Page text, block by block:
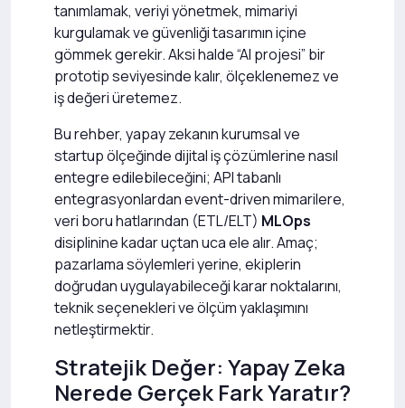
tanımlamak, veriyi yönetmek, mimariyi
kurgulamak ve güvenliği tasarımın içine
gömmek gerekir. Aksi halde “AI projesi” bir
prototip seviyesinde kalır, ölçeklenemez ve
iş değeri üretemez.
Bu rehber, yapay zekanın kurumsal ve
startup ölçeğinde dijital iş çözümlerine nasıl
entegre edilebileceğini; API tabanlı
entegrasyonlardan event-driven mimarilere,
veri boru hatlarından (ETL/ELT) MLOps
disiplinine kadar uçtan uca ele alır. Amaç;
pazarlama söylemleri yerine, ekiplerin
doğrudan uygulayabileceği karar noktalarını,
teknik seçenekleri ve ölçüm yaklaşımını
netleştirmektir.
Stratejik Değer: Yapay Zeka
Nerede Gerçek Fark Yaratır?